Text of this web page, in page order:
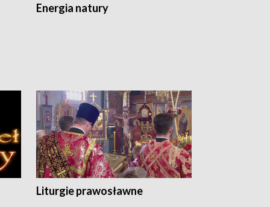
Energia natury
Liturgie prawosławne